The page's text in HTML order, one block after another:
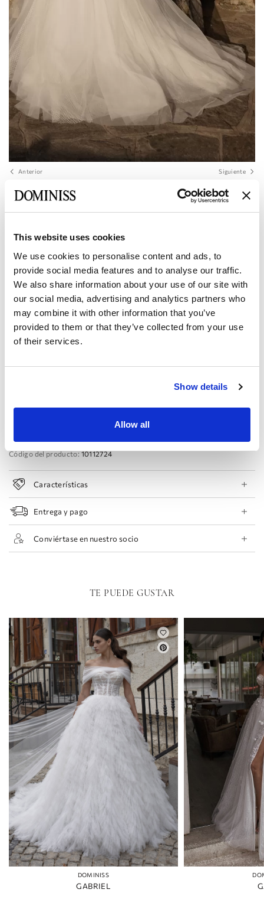
This website uses cookies
We use cookies to personalise content and ads, to
provide social media features and to analyse our traffic.
We also share information about your use of our site with
our social media, advertising and analytics partners who
may combine it with other information that you’ve
provided to them or that they’ve collected from your use
of their services.
Show details
Allow all
Anterior Siguiente
Vestido de novia evasé de tul y encaje
con cuello en V MATHIAS
Tamaño: Tabla de tallas
Fabricante:
34 EU 36 EU 38 EU 42 EU
44 EU 46 EU 48 EU 50 EU
Reservar cita
Encontrar una tienda
Código del producto: 10112724
Características
Entrega y pago
Conviértase en nuestro socio
TE PUEDE GUSTAR
DOMINISS
GABRIEL